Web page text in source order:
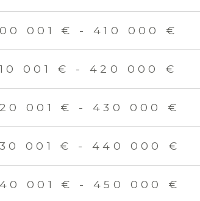
001 € - 410 000 €
001 € - 420 000 €
001 € - 430 000 €
001 € - 440 000 €
001 € - 450 000 €